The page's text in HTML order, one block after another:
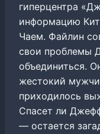
гиперцентра
информацию
Чаем. Файлин
свои проблемы
объединиться.
жестокий
приходилось
Спасет ли
— остается